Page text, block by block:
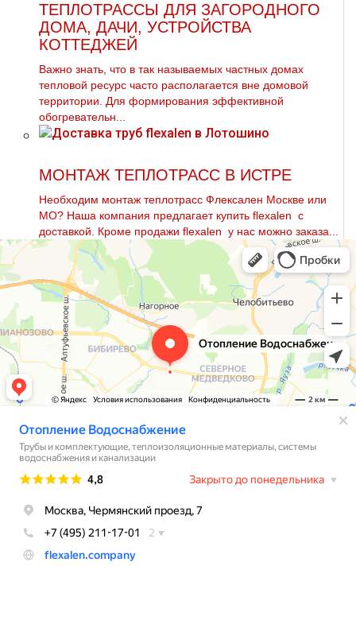
ТЕПЛОТРАССЫ ДЛЯ ЗАГОРОДНОГО
ДОМА, ДАЧИ, УСТРОЙСТВА
КОТТЕДЖЕЙ
Важно знать, что в так называемых частных домах
тепловой ресурс часто располагается вне домовой
территории. Для формирования эффективной
обогревательн...
МОНТАЖ ТЕПЛОТРАСС В ИСТРЕ
Необходим мoнтaж тeплoтpaсс Флексален Москве или
МО? Наша компания предлагает купить flехalеn с
доставкой. Кроме продажи flехalеn у нас можно заказа...